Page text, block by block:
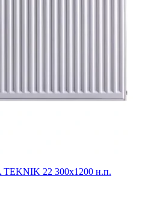
TEKNIK 22 300х1200 н.п.